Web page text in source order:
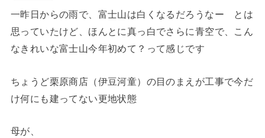
一昨日からの雨で、富士山は白くなるだろうなー とは
思っていたけど、ほんとに真っ白でさらに青空で、こん
なきれいな富士山今年初めて？って感じです
ちょうど栗原商店（伊豆河童）の目のまえが工事で今だ
け何にも建ってない更地状態
母が、